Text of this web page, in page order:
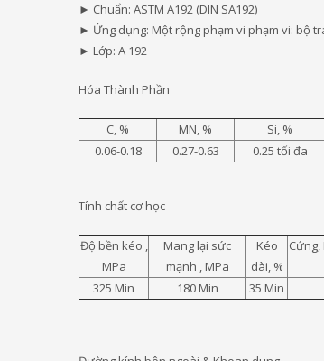
► Chuẩn: ASTM A192 (DIN SA192)
► Ứng dụng: Một rộng phạm vi phạm vi: bộ
► Lớp: A 192
Hóa Thành Phần
C, % MN, % Si, %
0.06-0.18
0.27-0.63 0.25 tối đa
Tính chất cơ học
Độ bền kéo ,
MPa
Mang lại sức
mạnh , MPa
Kéo
dài, %
Cứng,
325 Min
180 Min 35 Min